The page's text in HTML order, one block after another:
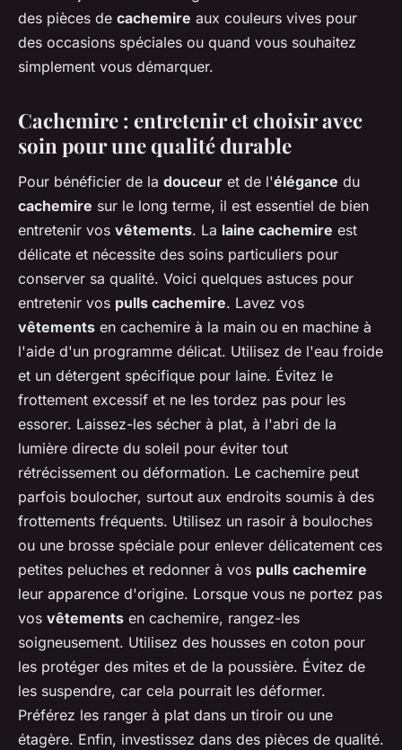
des pièces de cachemire aux couleurs vives pour
des occasions spéciales ou quand vous souhaitez
simplement vous démarquer.
Cachemire : entretenir et choisir avec
soin pour une qualité durable
Pour bénéficier de la douceur et de l'élégance du
cachemire sur le long terme, il est essentiel de bien
entretenir vos vêtements. La laine cachemire est
délicate et nécessite des soins particuliers pour
conserver sa qualité. Voici quelques astuces pour
entretenir vos pulls cachemire. Lavez vos
vêtements en cachemire à la main ou en machine à
l'aide d'un programme délicat. Utilisez de l'eau froide
et un détergent spécifique pour laine. Évitez le
frottement excessif et ne les tordez pas pour les
essorer. Laissez-les sécher à plat, à l'abri de la
lumière directe du soleil pour éviter tout
rétrécissement ou déformation. Le cachemire peut
parfois boulocher, surtout aux endroits soumis à des
frottements fréquents. Utilisez un rasoir à bouloches
ou une brosse spéciale pour enlever délicatement ces
petites peluches et redonner à vos pulls cachemire
leur apparence d'origine. Lorsque vous ne portez pas
vos vêtements en cachemire, rangez-les
soigneusement. Utilisez des housses en coton pour
les protéger des mites et de la poussière. Évitez de
les suspendre, car cela pourrait les déformer.
Préférez les ranger à plat dans un tiroir ou une
étagère. Enfin, investissez dans des pièces de qualité.